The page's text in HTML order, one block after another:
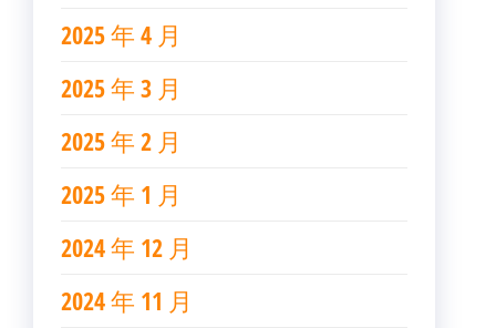
2025 年 4 月
2025 年 3 月
2025 年 2 月
2025 年 1 月
2024 年 12 月
2024 年 11 月